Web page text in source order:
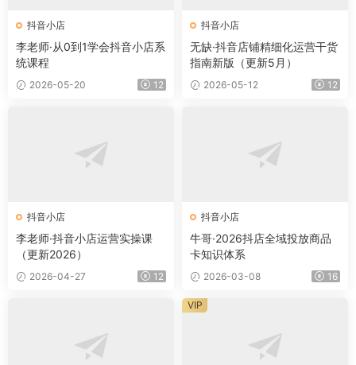
抖音小店
李老师·从0到1学会抖音小店系
统课程
2026-05-20 12
抖音小店
无缺·抖音店铺精细化运营干货
指南新版（更新5月）
2026-05-12 12
抖音小店
李老师·抖音小店运营实操课
（更新2026）
2026-04-27 12
抖音小店
牛哥·2026抖店全域投放商品
卡知识体系
2026-03-08 16
VIP